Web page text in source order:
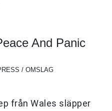
And Panic
/ OMSLAG
från Wales släpper